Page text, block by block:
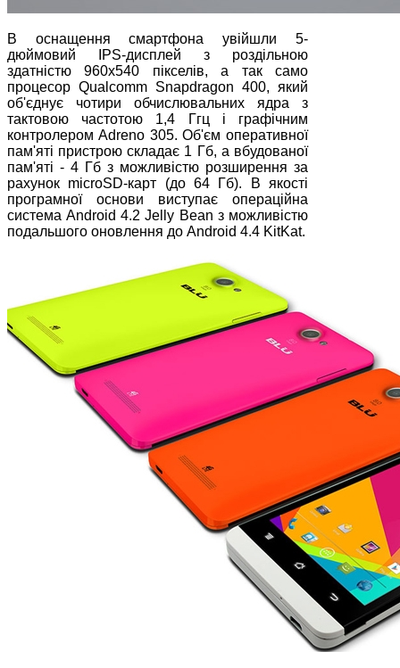
В оснащення смартфона увійшли 5-
дюймовий IPS-дисплей з роздільною
здатністю 960х540 пікселів, а так само
процесор Qualcomm Snapdragon 400, який
об'єднує чотири обчислювальних ядра з
тактовою частотою 1,4 Ггц і графічним
контролером Adreno 305. Об'єм оперативної
пам'яті пристрою складає 1 Гб, а вбудованої
пам'яті - 4 Гб з можливістю розширення за
рахунок microSD-карт (до 64 Гб). В якості
програмної основи виступає операційна
система Android 4.2 Jelly Bean з можливістю
подальшого оновлення до Android 4.4 KitKat.